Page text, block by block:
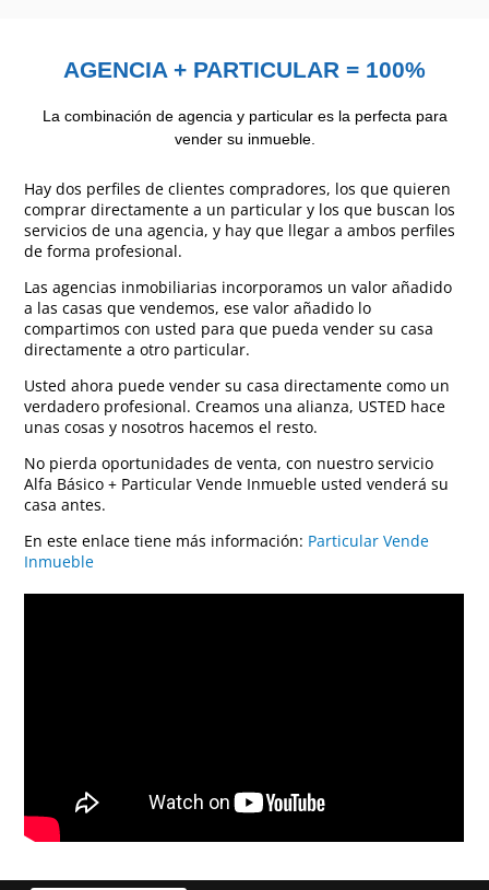
AGENCIA + PARTICULAR = 100%
La combinación de agencia y particular es la perfecta para
vender su inmueble.
Hay dos perfiles de clientes compradores, los que quieren
comprar directamente a un particular y los que buscan los
servicios de una agencia, y hay que llegar a ambos perfiles
de forma profesional.
Las agencias inmobiliarias incorporamos un valor añadido
a las casas que vendemos, ese valor añadido lo
compartimos con usted para que pueda vender su casa
directamente a otro particular.
Usted ahora puede vender su casa directamente como un
verdadero profesional. Creamos una alianza, USTED hace
unas cosas y nosotros hacemos el resto.
No pierda oportunidades de venta, con nuestro servicio
Alfa Básico + Particular Vende Inmueble usted venderá su
casa antes.
En este enlace tiene más información: Particular Vende
Inmueble